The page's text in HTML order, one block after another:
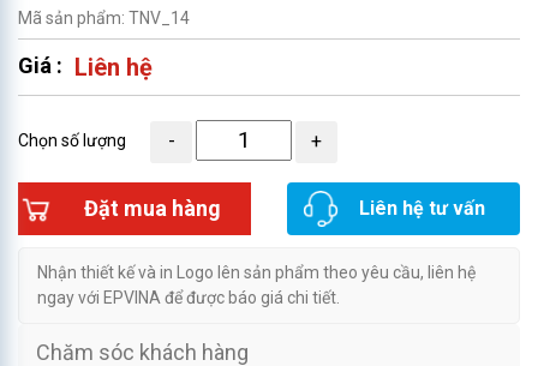
Mã sản phẩm: TNV_14
Giá : Liên hệ
Chọn số lượng
Đặt mua hàng Liên hệ tư vấn
Nhận thiết kế và in Logo lên sản phẩm theo yêu cầu, liên hệ
ngay với EPVINA để được báo giá chi tiết.
Chăm sóc khách hàng